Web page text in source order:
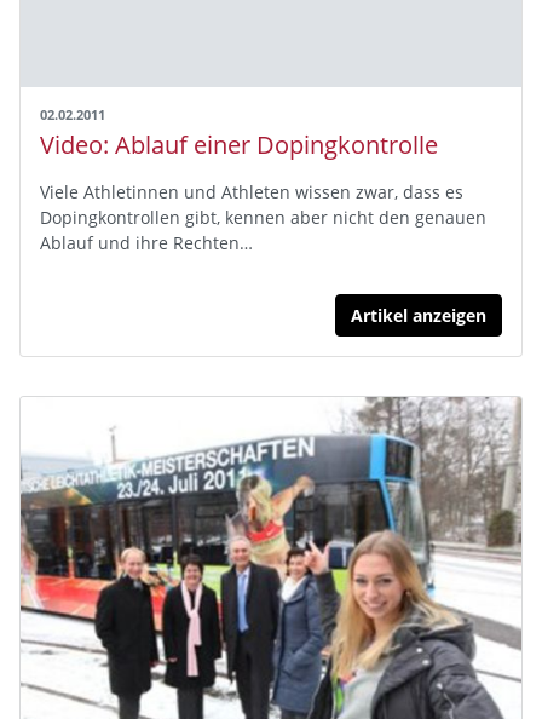
02.02.2011
Video: Ablauf einer Dopingkontrolle
Viele Athletinnen und Athleten wissen zwar, dass es
Dopingkontrollen gibt, kennen aber nicht den genauen
Ablauf und ihre Rechten…
Artikel anzeigen